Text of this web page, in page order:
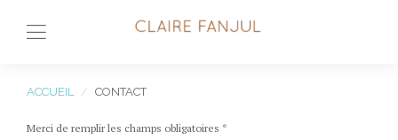
ACCUEIL CONTACT
Merci de remplir les champs obligatoires *